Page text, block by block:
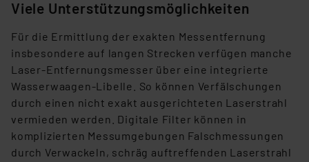
gespeichert werden und dieses Banner erneut
„Einige Drittanbieter verarbeiten personenbezogene
Daten in den USA. Ihre Einwilligung zur Einbindung von
Cookies dieser Drittanbieter umfasst daher ggf. auch
die Verarbeitung Ihrer Daten in den USA gemäß Art. 49
(1) lit. a DSGVO. Nähere Infos zu diesen Drittanbietern
und zu der jeweiligen Datenübermittlung erhalten Sie in
der Datenschutzerklärung. Für die USA besteht kein
Viele Unterstützungsmöglichkeiten
Für die Ermittlung der exakten Messentfernung
insbesondere auf langen Strecken verfügen manche
Laser-Entfernungsmesser über eine integrierte
Wasserwaagen-Libelle. So können Verfälschungen
durch einen nicht exakt ausgerichteten Laserstrahl
vermieden werden. Digitale Filter können in
komplizierten Messumgebungen Falschmessungen
durch Verwackeln, schräg auftreffenden Laserstrahl